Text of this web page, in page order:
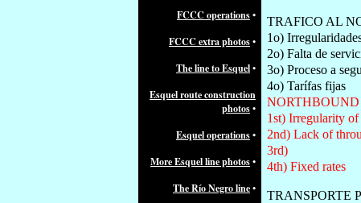
TRAFICO AL
1o)
2o) Falta de
3o) Proceso a
4o) Tarífas fijas
1st) Irregularity
2nd) Lack of
3rd)
4th) Fixed rates
TRANSPORTE
FCCC operations•
FCCC extra photos•
The line to Esquel•
Esquel route construction
photos•
Esquel operations•
More Esquel line photos•
The Río Negro line•